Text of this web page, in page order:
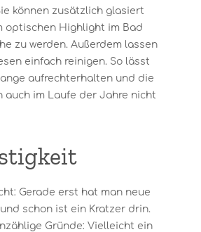
können zusätzlich glasiert
optischen Highlight im Bad
zu werden. Außerdem lassen
einfach reinigen. So lässt
aufrechterhalten und die
auch im Laufe der Jahre nicht
Gerade erst hat man neue
schon ist ein Kratzer drin.
Gründe: Vielleicht ein